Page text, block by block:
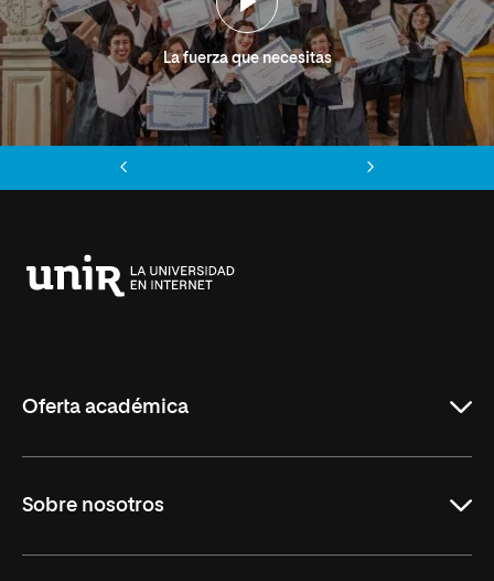
La fuerza que necesitas
Oferta académica
Másteres Oficiales
Sobre nosotros